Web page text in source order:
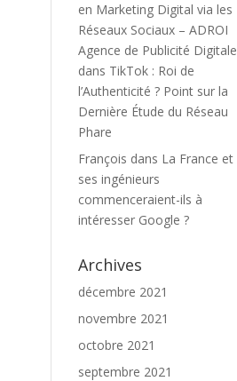
en Marketing Digital via les
Réseaux Sociaux – ADROI
Agence de Publicité Digitale
dans TikTok : Roi de
l’Authenticité ? Point sur la
Dernière Étude du Réseau
Phare
François dans La France et
ses ingénieurs
commenceraient-ils à
intéresser Google ?
Archives
décembre 2021
novembre 2021
octobre 2021
septembre 2021